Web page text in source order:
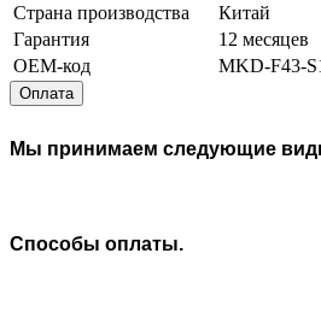
Страна производства
Китай
Гарантия
12 месяцев
OEM-код
MKD-F43-
Оплата
Мы принимаем следующие
Способы оплаты.